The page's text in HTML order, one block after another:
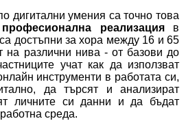
дигитални умения са точно това
реализацияв
достъпни за хора между 16 и 65
на различни нива - от базови до
учат как да използват
инструменти в работата си,
да търсят и анализират
личните си данни и да бъдат
среда.